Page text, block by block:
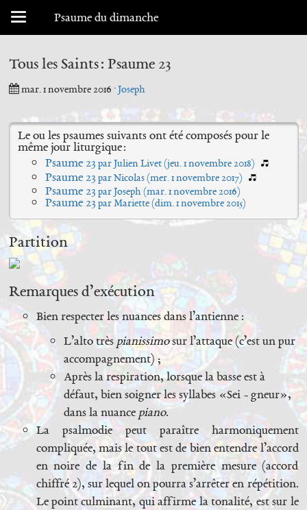
Menu déroulant
Psaume du dimanche
Tous les Saints : Psaume 23
mar. 1 novembre 2016 ·Joseph
Le ou les psaumes suivants ont été composés pour le
même jour liturgique :
Psaume 23 par Julien Livet (jeu. 1 novembre 2018)
Psaume 23 par Nicolas (mer. 1 novembre 2017)
Psaume 23 par Joseph (mar. 1 novembre 2016)
Psaume 23 par Mariette (dim. 1 novembre 2015)
Partition
Remarques d’exécution
Bien respecter les nuances dans l’antienne :
L’alto très pianissimosur l’attaque (c’est un pur
accompagnement) ;
Après la respiration, lorsque la basse est à
défaut, bien soigner les syllabes «Sei - gneur»,
dans la nuance piano.
La psalmodie peut paraître harmoniquement
compliquée, mais le tout est de bien entendre l’accord
en noire de la fin de la première mesure (accord
chiffré 2), sur lequel on pourra s’arrêter en répétition.
Le point culminant, qui affirme la tonalité, est sur le